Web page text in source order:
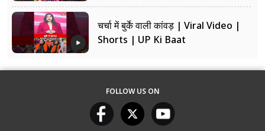
चर्चा में बुर्के वाली कांवड़ | Viral Video |
Shorts | UP Ki Baat
FOLLOW US ON